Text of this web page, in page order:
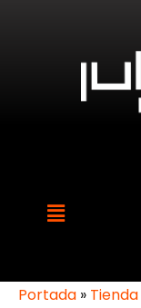
Portada » Tienda